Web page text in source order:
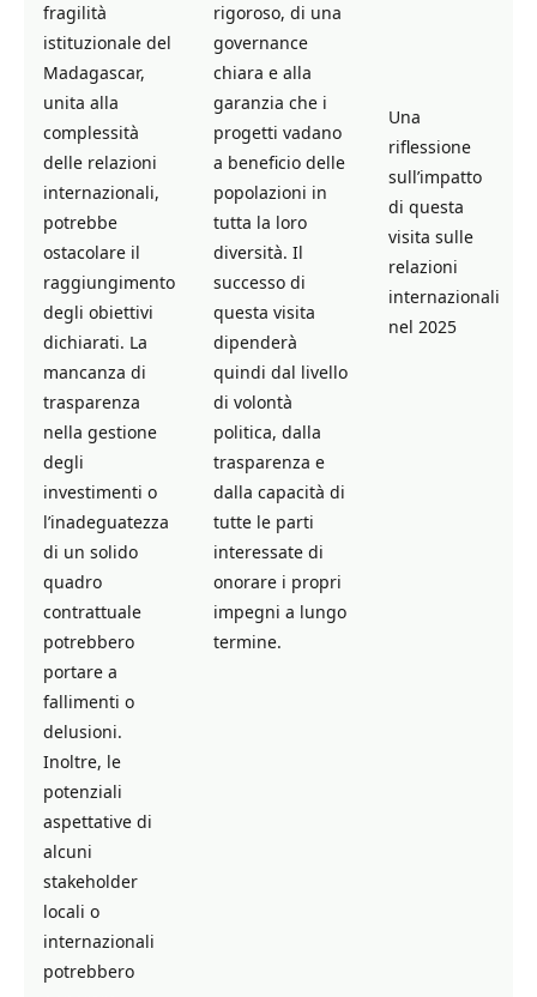
fragilità
istituzionale del
Madagascar,
unita alla
complessità
delle relazioni
internazionali,
potrebbe
ostacolare il
raggiungimento
degli obiettivi
dichiarati. La
mancanza di
trasparenza
nella gestione
degli
investimenti o
l’inadeguatezza
di un solido
quadro
contrattuale
potrebbero
portare a
fallimenti o
delusioni.
Inoltre, le
potenziali
aspettative di
alcuni
stakeholder
locali o
internazionali
potrebbero
rigoroso, di una
governance
chiara e alla
garanzia che i
progetti vadano
a beneficio delle
popolazioni in
tutta la loro
diversità. Il
successo di
questa visita
dipenderà
quindi dal livello
di volontà
politica, dalla
trasparenza e
dalla capacità di
tutte le parti
interessate di
onorare i propri
impegni a lungo
termine.
Una
riflessione
sull’impatto
di questa
visita sulle
relazioni
internazionali
nel 2025